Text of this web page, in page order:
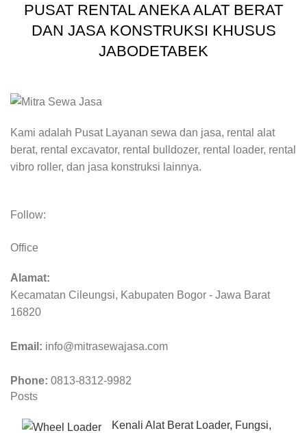
PUSAT RENTAL ANEKA ALAT BERAT
DAN JASA KONSTRUKSI KHUSUS
JABODETABEK
Kami adalah Pusat Layanan sewa dan jasa, rental alat
berat, rental excavator, rental bulldozer, rental loader, rental
vibro roller, dan jasa konstruksi lainnya.
Follow:
Office
Alamat:
Kecamatan Cileungsi, Kabupaten Bogor - Jawa Barat
16820
Email: info@mitrasewajasa.com
Phone: 0813-8312-9982
Posts
Kenali Alat Berat Loader, Fungsi,